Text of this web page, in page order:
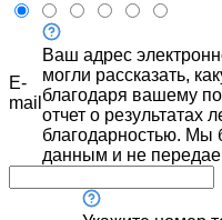
E-
mail
Ваш адрес
могли рассказать,
благодаря вашему
отчет о результатах
благодарностью. Мы
данным и не